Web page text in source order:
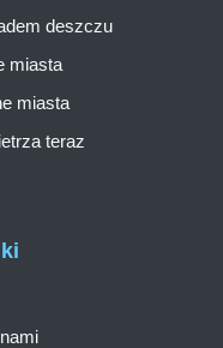
deszczu
miasta
miasta
teraz